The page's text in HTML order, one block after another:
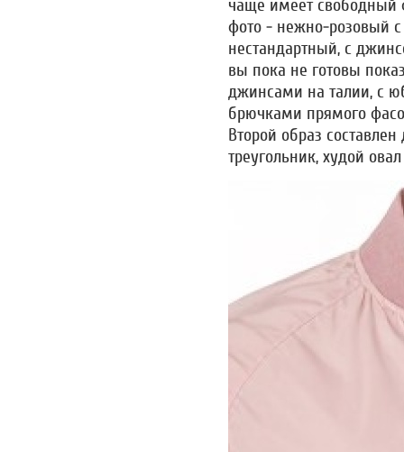
чаще имеет свободный
фото - нежно-розовый с
нестандартный, с
вы пока не готовы
джинсами на талии, с
брючками прямого
Второй образ
треугольник, худой